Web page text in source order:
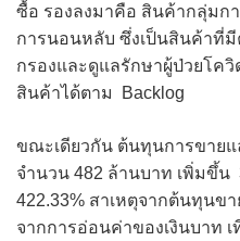
ซื้อ รองลงมาคือ สินค้ากลุ่มก
การนอนหลับ ซึ่งเป็นสินค้าที่
กรองและดูแลรักษาผู้ป่วยโค
สินค้าได้ตาม Backlog
ขณะเดียวกัน ต้นทุนการขายแ
จำนวน 482 ล้านบาท เพิ่มขึ้น
422.33% สาเหตุจากต้นทุนข
จากการอ่อนค่าของเงินบาท